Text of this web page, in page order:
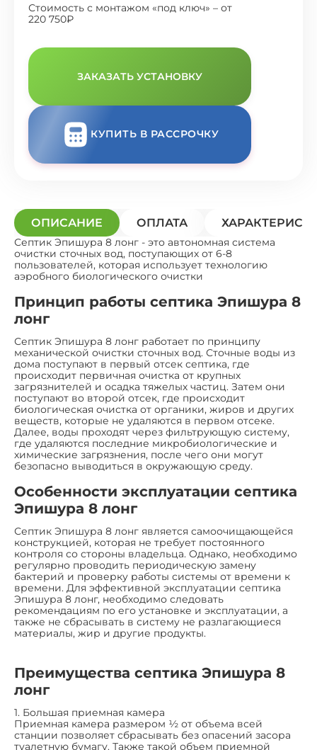
Стоимость с монтажом «под ключ» – от
220 750₽
ЗАКАЗАТЬ УСТАНОВКУ
КУПИТЬ В РАССРОЧКУ
ОПИСАНИЕ ОПЛАТА
Септик Эпишура 8 лонг - это автономная система
очистки сточных вод, поступающих от 6-8
пользователей, которая использует технологию
аэробного биологического очистки
Принцип работы септика Эпишура 8
лонг
Септик Эпишура 8 лонг работает по принципу
механической очистки сточных вод. Сточные воды из
дома поступают в первый отсек септика, где
происходит первичная очистка от крупных
загрязнителей и осадка тяжелых частиц. Затем они
поступают во второй отсек, где происходит
биологическая очистка от органики, жиров и других
веществ, которые не удаляются в первом отсеке.
Далее, воды проходят через фильтрующую систему,
где удаляются последние микробиологические и
химические загрязнения, после чего они могут
безопасно выводиться в окружающую среду.
Особенности эксплуатации септика
Эпишура 8 лонг
Септик Эпишура 8 лонг является самоочищающейся
конструкцией, которая не требует постоянного
контроля со стороны владельца. Однако, необходимо
регулярно проводить периодическую замену
бактерий и проверку работы системы от времени к
времени. Для эффективной эксплуатации септика
Эпишура 8 лонг, необходимо следовать
рекомендациям по его установке и эксплуатации, а
также не сбрасывать в систему не разлагающиеся
материалы, жир и другие продукты.
Преимущества септика Эпишура 8
лонг
1. Большая приемная камера
Приемная камера размером ½ от объема всей
станции позволяет сбрасывать без опасений засора
туалетную бумагу. Также такой объем приемной